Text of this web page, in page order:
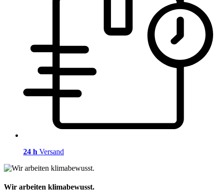
24 h Versand
Wir arbeiten klimabewusst.